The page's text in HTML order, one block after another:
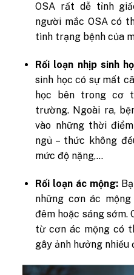
OSA rất dễ tỉnh
người mắc OSA có
tình trạng bệnh của
Rối loạn nhịp sinh
sinh học có sự mất
học bên trong cơ
trường. Ngoài ra,
vào những thời
ngủ – thức không
mức độ nặng,…
Rối loạn ác mộng:
những cơn ác
đêm hoặc sáng sớm.
từ cơn ác mộng có
gây ảnh hưởng